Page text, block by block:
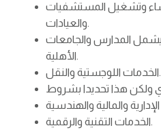
وتشغيل المستشفيات
والعيادات.
يشمل المدارس والجامعات
الأهلية.
الخدمات اللوجستية والنقل.
ولكن هذا تحديدا بشروط
الخدمات التقنية والرقمية.